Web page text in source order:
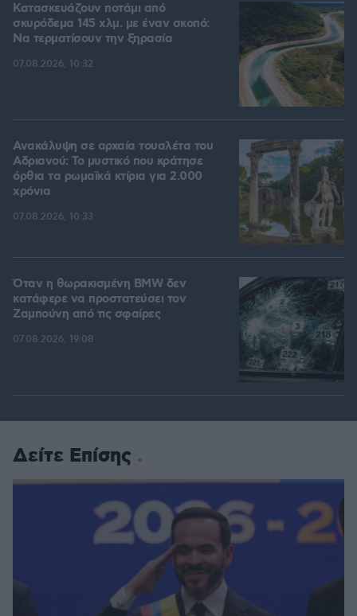
Κατασκευάζουν ποτάμι από
σκυρόδεμα 145 χλμ. με έναν σκοπό:
Να τερματίσουν την ξηρασία
07.08.2026, 10:32
Ανακάλυψη σε αρχαία τουαλέτα του
Αδριανού: Το μυστικό που κράτησε
όρθια τα ρωμαϊκά κτίρια για 2.000
χρόνια
07.08.2026, 10:33
Όταν η θωρακισμένη BMW δεν
κατάφερε να προστατεύσει τον
Ζαμπούνη από τις σφαίρες
07.08.2026, 19:08
Δείτε Επίσης